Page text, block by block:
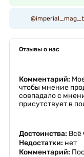
Отзывы о нас
Комментарий:
чтобы мнение
совпадало с
присутствует в
Достоинства: Всё
Недостатки: нет
Комментарий: